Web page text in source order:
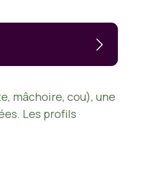
mâchoire, cou), une
Les profils